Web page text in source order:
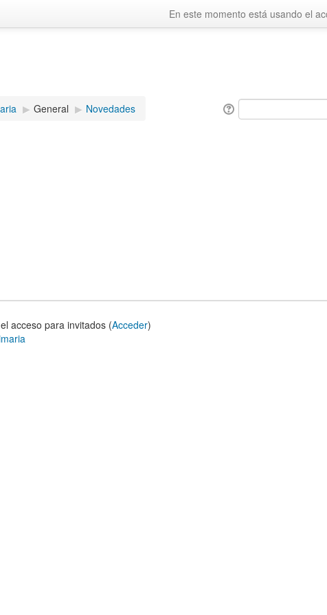
En este momento está usando el
▶︎ General ▶︎ Novedades
acceso para invitados (Acceder)